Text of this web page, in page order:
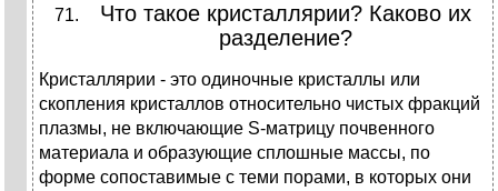
Что такое кристаллярии? Каково их
разделение?
Кристаллярии - это одиночные кристаллы или
скопления кристаллов относительно чистых фракций
плазмы, не включающие S-матрицу почвенного
материала и образующие сплошные массы, по
форме сопоставимые с теми порами, в которых они